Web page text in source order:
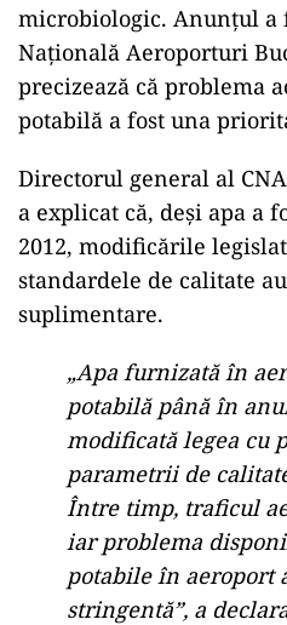
microbiologic. Anunțul a
Națională Aeroporturi
precizează că problema
potabilă a fost una
Directorul general al
a explicat că, deși apa a
2012, modificările
standardele de calitate
suplimentare.
„Apa furnizată în
potabilă până în
modificată legea cu
parametrii de
Între timp, traficul
iar problema
potabile în aeroport
stringentă”, a